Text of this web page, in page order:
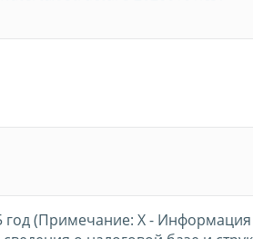
год (Примечание: Х - Информация